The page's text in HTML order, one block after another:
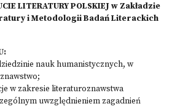
LITERATURY POLSKIEJ w Zakładzie
i Metodologii Badań Literackich
nauk humanistycznych, w
w zakresie literaturoznawstwa
uwzględnieniem zagadnień